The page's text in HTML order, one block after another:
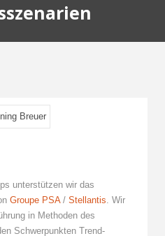
Breuer
unterstützen wir das
Groupe PSA/ Stellantis. Wir
in Methoden des
Schwerpunkten Trend-